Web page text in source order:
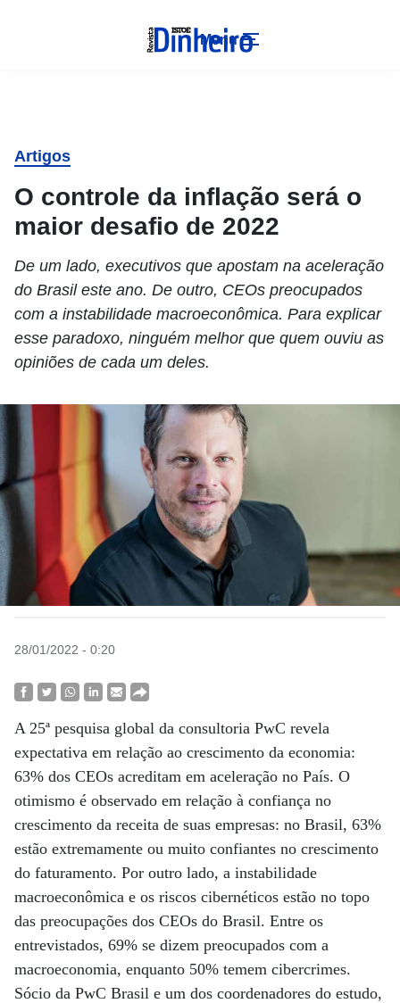
Menu
Artigos
O controle da inflação será o
maior desafio de 2022
De um lado, executivos que apostam na aceleração
do Brasil este ano. De outro, CEOs preocupados
com a instabilidade macroeconômica. Para explicar
esse paradoxo, ninguém melhor que quem ouviu as
opiniões de cada um deles.
28/01/2022 - 0:20
A 25ª pesquisa global da consultoria PwC revela
expectativa em relação ao crescimento da economia:
63% dos CEOs acreditam em aceleração no País. O
otimismo é observado em relação à confiança no
crescimento da receita de suas empresas: no Brasil, 63%
estão extremamente ou muito confiantes no crescimento
do faturamento. Por outro lado, a instabilidade
macroeconômica e os riscos cibernéticos estão no topo
das preocupações dos CEOs do Brasil. Entre os
entrevistados, 69% se dizem preocupados com a
macroeconomia, enquanto 50% temem cibercrimes.
Sócio da PwC Brasil e um dos coordenadores do estudo,